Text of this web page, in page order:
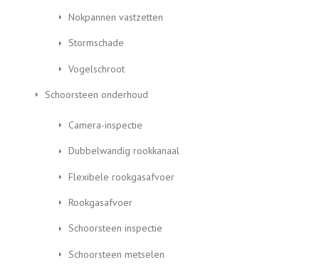
Nokpannen vastzetten
Stormschade
Vogelschroot
Schoorsteen onderhoud
Camera-inspectie
Dubbelwandig rookkanaal
Flexibele rookgasafvoer
Rookgasafvoer
Schoorsteen inspectie
Schoorsteen metselen